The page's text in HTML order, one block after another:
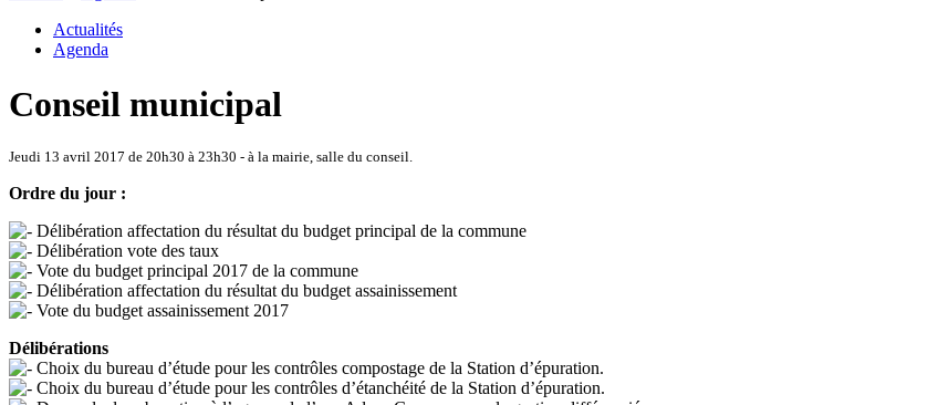
Actualités
Agenda
Conseil municipal
Jeudi 13 avril 2017 de 20h30 à 23h30 - à la mairie, salle du conseil.
Ordre du jour :
Délibération affectation du résultat du budget principal de la commune
Délibération vote des taux
Vote du budget principal 2017 de la commune
Délibération affectation du résultat du budget assainissement
Vote du budget assainissement 2017
Délibérations
Choix du bureau d’étude pour les contrôles compostage de la Station d’épuration.
Choix du bureau d’étude pour les contrôles d’étanchéité de la Station d’épuration.